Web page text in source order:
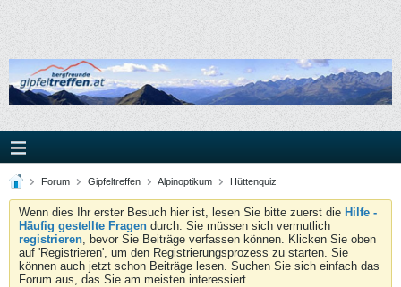
Forum Gipfeltreffen Alpinoptikum Hüttenquiz
Wenn dies Ihr erster Besuch hier ist, lesen Sie bitte zuerst die Hilfe -
Häufig gestellte Fragen durch. Sie müssen sich vermutlich
registrieren, bevor Sie Beiträge verfassen können. Klicken Sie oben
auf 'Registrieren', um den Registrierungsprozess zu starten. Sie
können auch jetzt schon Beiträge lesen. Suchen Sie sich einfach das
Forum aus, das Sie am meisten interessiert.